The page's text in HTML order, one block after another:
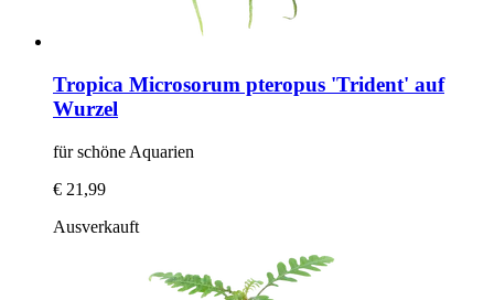
Tropica Microsorum pteropus 'Trident' auf
Wurzel
für schöne Aquarien
€ 21,99
Ausverkauft